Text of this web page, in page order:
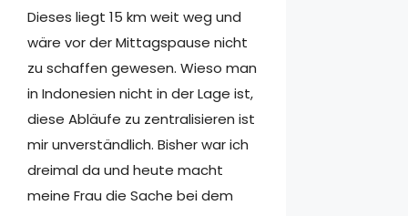
Dieses liegt 15 km weit weg und
wäre vor der Mittagspause nicht
zu schaffen gewesen. Wieso man
in Indonesien nicht in der Lage ist,
diese Abläufe zu zentralisieren ist
mir unverständlich. Bisher war ich
dreimal da und heute macht
meine Frau die Sache bei dem